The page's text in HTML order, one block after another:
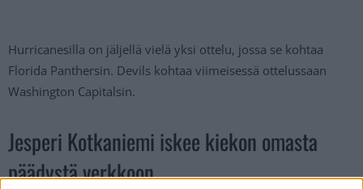
Hurricanesilla on jäljellä vielä yksi ottelu, jossa se kohtaa
Florida Panthersin. Devils kohtaa viimeisessä ottelussaan
Washington Capitalsin.
Jesperi Kotkaniemi iskee kiekon omasta
päädystä verkkoon